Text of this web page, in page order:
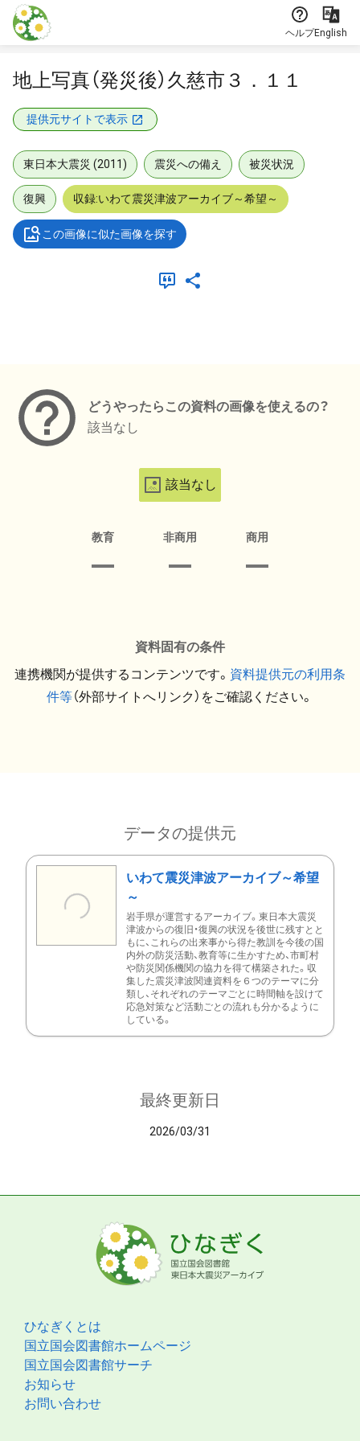
本文に飛ぶ
ヘルプEnglish
地上写真（発災後）久慈市３．１１
提供元サイトで表示
東日本大震災 (2011) 震災への備え 被災状況
復興 収録:いわて震災津波アーカイブ～希望～
この画像に似た画像を探す
どうやったらこの資料の画像を使えるの？
該当なし
該当なし
教育 非商用 商用
資料固有の条件
連携機関が提供するコンテンツです。 資料提供元の利用条
件等（外部サイトへリンク）をご確認ください。
データの提供元
いわて震災津波アーカイブ～希望
～
岩手県が運営するアーカイブ。東日本大震災
津波からの復旧・復興の状況を後世に残すとと
もに、これらの出来事から得た教訓を今後の国
内外の防災活動、教育等に生かすため、市町村
や防災関係機関の協力を得て構築された。収
集した震災津波関連資料を６つのテーマに分
類し、それぞれのテーマごとに時間軸を設けて
応急対策など活動ごとの流れも分かるように
している。
最終更新日
2026/03/31
ひなぎくとは
国立国会図書館ホームページ
国立国会図書館サーチ
お知らせ
お問い合わせ